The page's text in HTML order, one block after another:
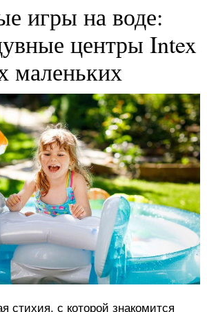
игры на воде:
центры Intex
маленьких
стихия, с которой знакомится